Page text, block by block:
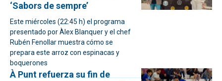
‘Sabors de sempre’
Este miércoles (22:45 h) el programa
presentado por Àlex Blanquer y el chef
Rubén Fenollar muestra cómo se
prepara este arroz con espinacas y
boquerones
À Punt refuerza su fin de